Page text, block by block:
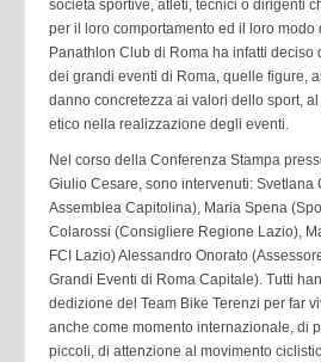
società sportive, atleti, tecnici o dirigenti
per il loro comportamento ed il loro modo
Panathlon Club di Roma ha infatti deciso
dei grandi eventi di Roma, quelle figure,
danno concretezza ai valori dello sport,
etico nella realizzazione degli eventi.
Nel corso della Conferenza Stampa
Giulio Cesare, sono intervenuti: Svetlana
Assemblea Capitolina), Maria Spena
Colarossi (Consigliere Regione Lazio),
FCI Lazio) Alessandro Onorato
Grandi Eventi di Roma Capitale). Tutti
dedizione del Team Bike Terenzi per far
anche come momento internazionale, di
piccoli, di attenzione al movimento